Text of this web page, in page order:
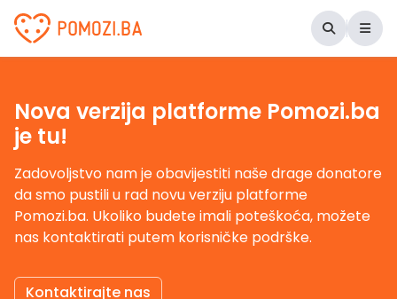
Udruženje Pomozi.ba
Nova verzija platforme Pomozi.ba
je tu!
Zadovoljstvo nam je obavijestiti naše drage donatore
da smo pustili u rad novu verziju platforme
Pomozi.ba. Ukoliko budete imali poteškoća, možete
nas kontaktirati putem korisničke podrške.
Kontaktirajte nas